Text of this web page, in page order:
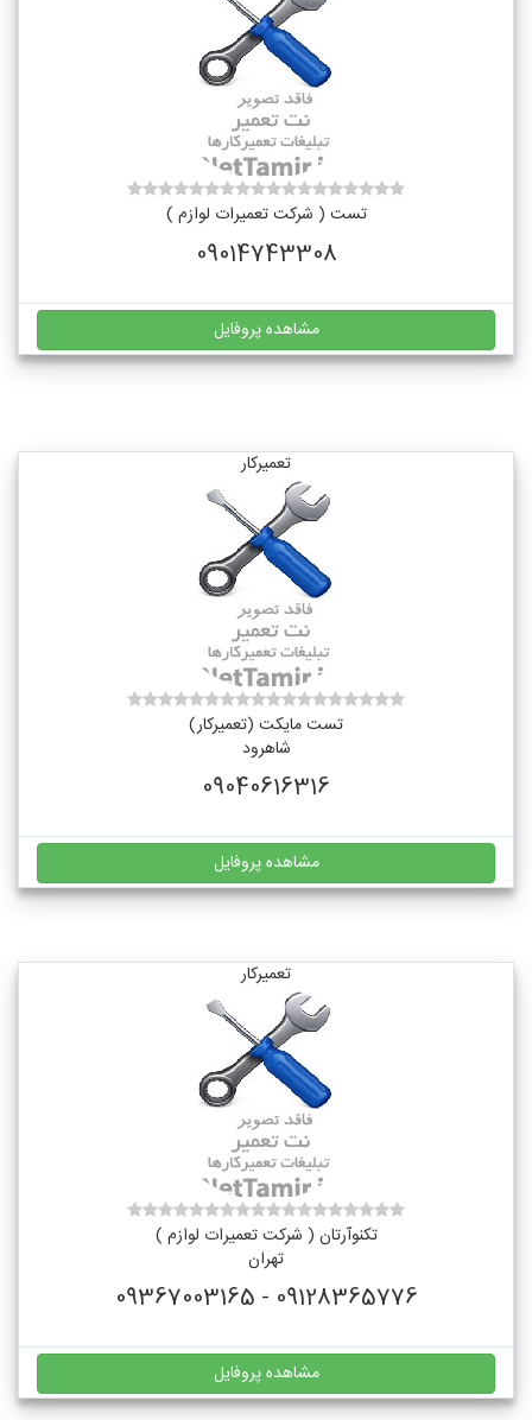
تست ( شرکت تعمیرات لوازم )
09014743308
مشاهده پروفایل
تعمیرکار
تست مایکت (تعمیرکار)
شاهرود
09040616316
مشاهده پروفایل
تعمیرکار
تکنوآرتان ( شرکت تعمیرات لوازم )
تهران
09128365776 - 09367003165
مشاهده پروفایل